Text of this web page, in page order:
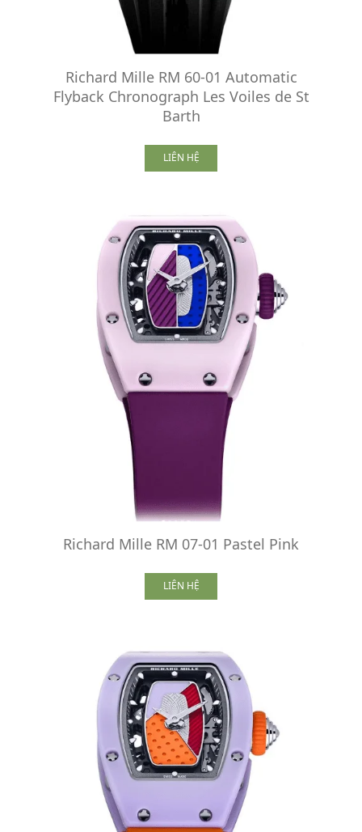
Richard Mille RM 60-01 Automatic
Flyback Chronograph Les Voiles de St
Barth
LIÊN HỆ
Richard Mille RM 07-01 Pastel Pink
LIÊN HỆ